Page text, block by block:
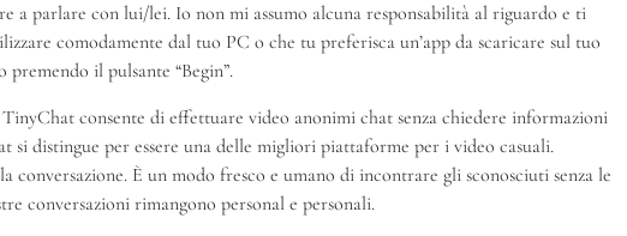
a parlare con lui/lei. Io non mi assumo alcuna responsabilità al riguardo e ti
comodamente dal tuo PC o che tu preferisca un’app da scaricare sul tuo
il pulsante “Begin”.
consente di effettuare video anonimi chat senza chiedere informazioni
distingue per essere una delle migliori piattaforme per i video casuali.
È un modo fresco e umano di incontrare gli sconosciuti senza le
conversazioni rimangono personal e personali.